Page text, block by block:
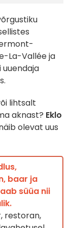
La-Vallée ja
uuendaja
lihtsalt
aknast? Eklo
olevat uus
baar ja
süüa nii
restoran,